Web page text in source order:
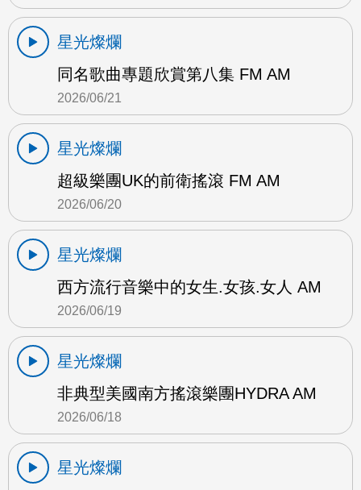
星光燦爛
同名歌曲專題欣賞第八集 FM AM
2026/06/21
星光燦爛
超級樂團UK的前衛搖滾 FM AM
2026/06/20
星光燦爛
西方流行音樂中的女生.女孩.女人 AM
2026/06/19
星光燦爛
非典型美國南方搖滾樂團HYDRA AM
2026/06/18
星光燦爛